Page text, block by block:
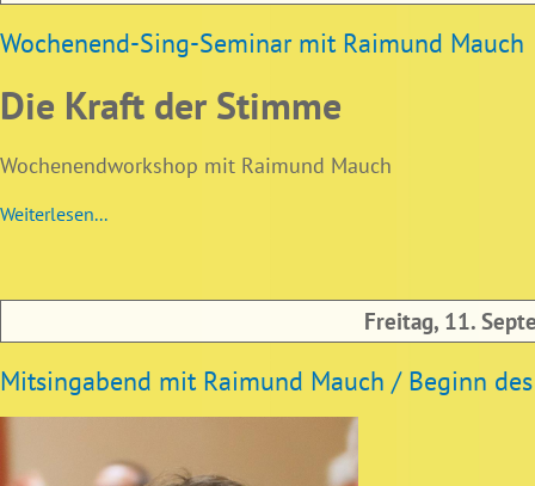
Wochenend-Sing-Seminar mit Raimund Mauch
Die Kraft der Stimme
Wochenendworkshop mit Raimund Mauch
Weiterlesen...
Freitag, 11.
Mitsingabend mit Raimund Mauch / Beginn